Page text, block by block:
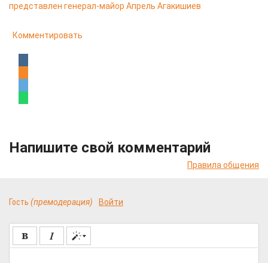
представлен генерал-майор Апрель Агакишиев
Комментировать
Напишите свой комментарий
Правила общения
Гость (премодерация) Войти